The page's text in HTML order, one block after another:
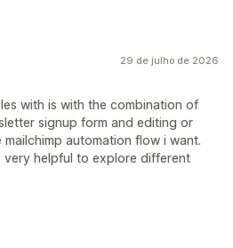
29 de julho de 2026
with is with the combination of
signup form and editing or
automation flow i want.
helpful to explore different